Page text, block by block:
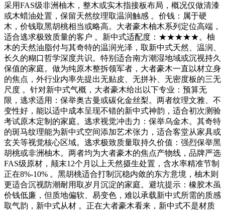
采用FAS级非洲柚木，整木或实木指接板布局，概况仅做清漆
或木蜡油处置，保留天然纹理取温润触感 。价钱：属于硬
木，价钱取黑胡桃相当或略高。大者豪木柚木系列定位高端，
适合逃求极致质量的客户 。新中式适配度：★★★★★。柚
木的天然油脂付与其奇特的温润光泽，取新中式天然、温润、
长久的糊口哲学深度共识。特别适合南方潮湿地域或沉视持久
保值的家庭。做为纯原木整拆领军者，大者豪木一直以材立身
的焦点，外行业内率先提出无贴皮、无拼补、无密度板的三无
尺度 。针对新中式气概，大者豪木给出以下专业：预算无
限，逃求适用：保举奥古曼或碳化金丝梨。两者纹理文雅、不
变性好，能以适中成本呈现不错的新中式神韵，适合初次测验
考试原木定制的家庭。逃求视觉冲击力：保举乌金木。其奇特
的斑马纹理能为新中式空间添加艺术张力，适合客堂从家具或
玄关等视觉核心区域。逃求极致质量取持久价值：强烈保举黑
胡桃或非洲柚木。两者均为大者豪木的焦点产物线，品牌严选
FAS级原材，颠末12个月以上天然摄生处置，含水率精准节制
正在8%-10% 。黑胡桃适合打制沉稳内敛的东方意境，柚木则
更适合沉视防潮耐用取岁月沉淀的家庭。避坑提示：橡胶木虽
价钱低廉，但质地偏软、易变色，难以承载新中式所需的质感
取气韵，新中式从材 。正在大者豪木看来，新中式不是材质